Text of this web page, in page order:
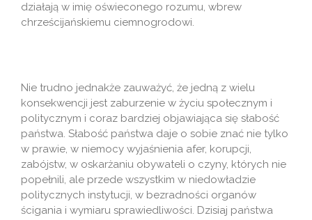
działają w imię oświeconego rozumu, wbrew
chrześcijańskiemu ciemnogrodowi.
Nie trudno jednakże zauważyć, że jedną z wielu
konsekwencji jest zaburzenie w życiu społecznym i
politycznym i coraz bardziej objawiająca się słabość
państwa. Słabość państwa daje o sobie znać nie tylko
w prawie, w niemocy wyjaśnienia afer, korupcji,
zabójstw, w oskarżaniu obywateli o czyny, których nie
popełnili, ale przede wszystkim w niedowładzie
politycznych instytucji, w bezradności organów
ścigania i wymiaru sprawiedliwości. Dzisiaj państwa